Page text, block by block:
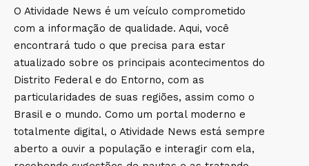
O Atividade News é um veículo comprometido
com a informação de qualidade. Aqui, você
encontrará tudo o que precisa para estar
atualizado sobre os principais acontecimentos do
Distrito Federal e do Entorno, com as
particularidades de suas regiões, assim como o
Brasil e o mundo. Como um portal moderno e
totalmente digital, o Atividade News está sempre
aberto a ouvir a população e interagir com ela,